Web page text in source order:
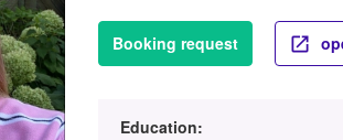
Booking request
Education: